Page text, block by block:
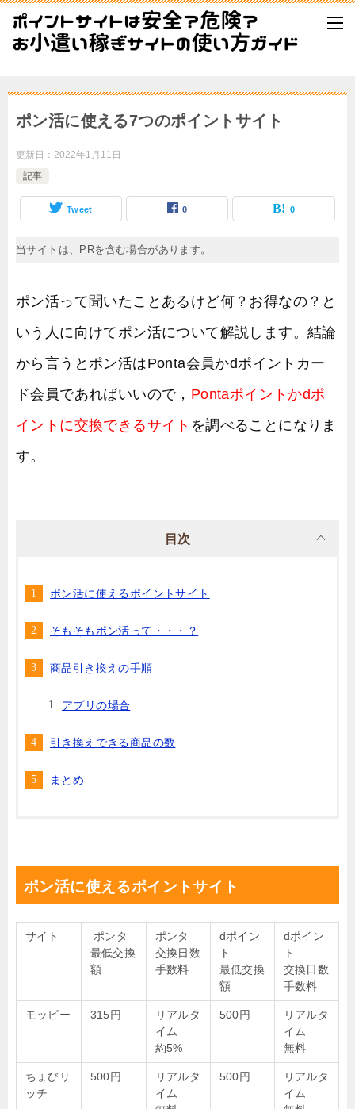
ポン活に使える7つのポイントサイト
更新日： 2022年1月11日
記事
Tweet 0 0
当サイトは、PRを含む場合があります。
ポン活って聞いたことあるけど何？お得なの？と
いう人に向けてポン活について解説します。結論
から言うとポン活はPonta会員かdポイントカー
ド会員であればいいので， Pontaポイントかdポ
イントに交換できるサイト を調べることになりま
す。
目次
ポン活に使えるポイントサイト
そもそもポン活って・・・？
商品引き換えの手順
アプリの場合
引き換えできる商品の数
まとめ
ポン活に使えるポイントサイト
サイト
ポンタ
最低交換
額
ポンタ
交換日数
手数料
dポイン
ト
最低交換
額
dポイン
ト
交換日数
手数料
モッピー 315円
リアルタ
イム
約5%
500円
リアルタ
イム
無料
ちょびリ
ッチ
500円
リアルタ
イム
500円
リアルタ
イム